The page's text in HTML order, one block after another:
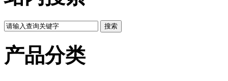
产品分类